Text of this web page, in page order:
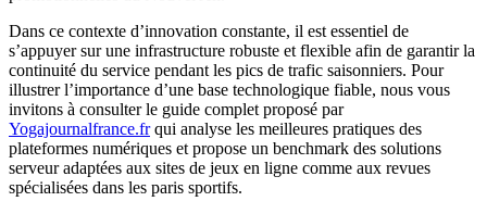
Dans ce contexte d’innovation constante, il est essentiel de
s’appuyer sur une infrastructure robuste et flexible afin de garantir la
continuité du service pendant les pics de trafic saisonniers. Pour
illustrer l’importance d’une base technologique fiable, nous vous
invitons à consulter le guide complet proposé par
Yogajournalfrance.frqui analyse les meilleures pratiques des
plateformes numériques et propose un benchmark des solutions
serveur adaptées aux sites de jeux en ligne comme aux revues
spécialisées dans les paris sportifs.